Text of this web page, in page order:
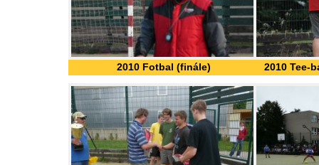
2010 Fotbal (finále) 2010 Tee-